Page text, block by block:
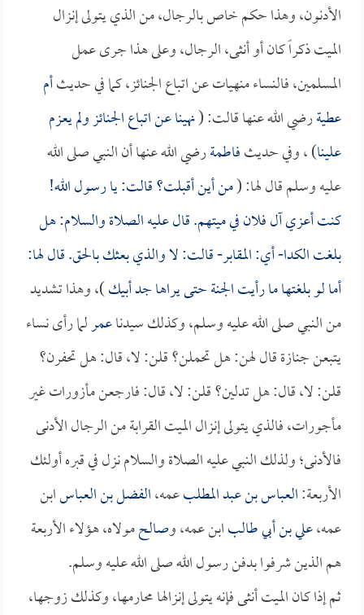
الأدنون، وهذا حكم خاص بالرجال، من الذي يتولى إنزال
الميت ذكراً كان أو أنثى، الرجال، وعلى هذا جرى عمل
المسلمين، فالنساء منهيات عن اتباع الجنائز، كما في حديثأم
عطيةرضي الله عنها قالت: (نهينا عن اتباع الجنائز ولم يعزم
علينا) ، وفي حديثفاطمةرضي الله عنها أن النبي صلى الله
عليه وسلم قال لها: (من أين أقبلت؟ قالت: يا رسول الله!
كنت أعزي آل فلان في ميتهم. قال عليه الصلاة والسلام: هل
بلغت الكدا- أي: المقابر- قالت: لا والذي بعثك بالحق. قال لها:
أما لو بلغتها ما رأيت الجنة حتى يراها جد أبيك)، وهذا تشديد
من النبي صلى الله عليه وسلم، وكذلك سيدناعمرلما رأى نساء
يتبعن جنازة قال لهن: هل تحملن؟ قلن: لا، قال: هل تحفرن؟
قلن: لا، قال: هل تدلين؟ قلن: لا، قال: فارجعن مأزورات غير
مأجورات، فالذي يتولى إنزال الميت القرابة من الرجال الأدنى
فالأدنى؛ ولذلك النبي عليه الصلاة والسلام نزل في قبره أولئك
الأربعة:العباس بن عبد المطلبعمه،الفضل بن العباسابن
عمه،علي بن أبي طالبابن عمه، وصالحمولاه، هؤلاء الأربعة
هم الذين شرفوا بدفن رسول الله صلى الله عليه وسلم.
ثم إذا كان الميت أنثى فإنه يتولى إنزالها محارمها، وكذلك زوجها،